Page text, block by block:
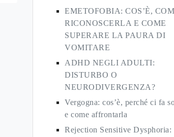
EMETOFOBIA: COS’È,
RICONOSCERLA E COME
SUPERARE LA PAURA DI
VOMITARE
ADHD NEGLI ADULTI:
DISTURBO O
NEURODIVERGENZA?
Vergogna: cos’è, perché ci fa
e come affrontarla
Rejection Sensitive Dysphoria: